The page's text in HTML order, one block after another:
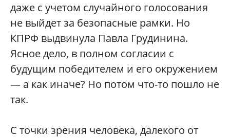
даже с учетом случайного голосования
не выйдет за безопасные рамки. Но
КПРФ выдвинула Павла Грудинина.
Ясное дело, в полном согласии с
будущим победителем и его окружением
— а как иначе? Но потом что-то пошло не
так.
С точки зрения человека, далекого от